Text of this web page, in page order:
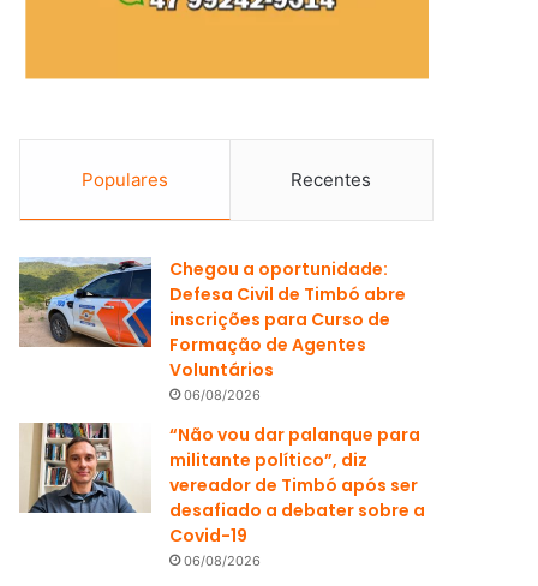
Populares Recentes
Chegou a oportunidade:
Defesa Civil de Timbó abre
inscrições para Curso de
Formação de Agentes
Voluntários
06/08/2026
“Não vou dar palanque para
militante político”, diz
vereador de Timbó após ser
desafiado a debater sobre a
Covid-19
06/08/2026